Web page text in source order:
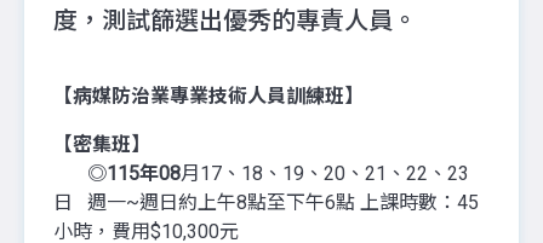
度，測試篩選出優秀的專責人員。
【病媒防治業專業技術人員訓練班】
【密集班】
◎115年08月17、18、19、20、21、22、23
日 週一~週日約上午8點至下午6點 上課時數：45
小時，費用$10,300元